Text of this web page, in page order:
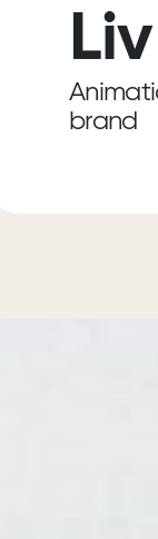
Liv
brand